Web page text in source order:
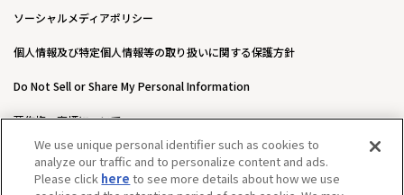
ソーシャルメディアポリシー
個人情報及び特定個人情報等の取り扱いに関する保護方針
Do Not Sell or Share My Personal Information
著作権・商標について
ウェブアクセシビリティ方針
カスタマーハラスメントに対する基本的な対応方針について
We use unique personal identifier such as cookies to
analyze our traffic and to personalize content and ads.
Please click here to see more details about how we use